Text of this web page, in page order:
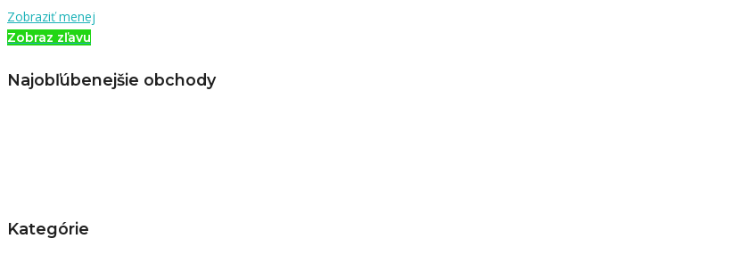
Zobraziť menej
Zobraz zľavu
Najobľúbenejšie obchody
Kategórie